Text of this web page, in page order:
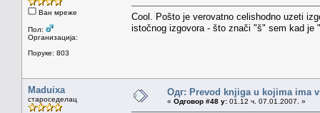
Ван мреже
Пол:
Организација:
Поруке: 803
Cool. Pošto je verovatno celishodno uzeti
istočnog izgovora - što znači "š" sem kad je
Maduixa
староседелац
Одг: Prevod knjiga u kojima ima
« Одговор #48 у: 01.12 ч. 07.01.2007. »